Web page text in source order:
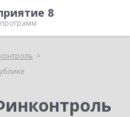
8